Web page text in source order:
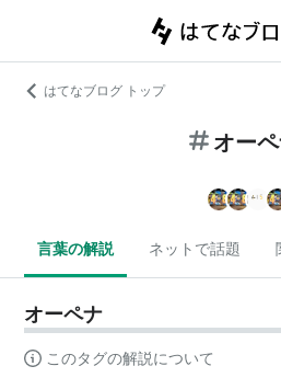
はてなブログ トップ
オー
言葉の解説 ネットで話題
オーペナ
このタグの解説について